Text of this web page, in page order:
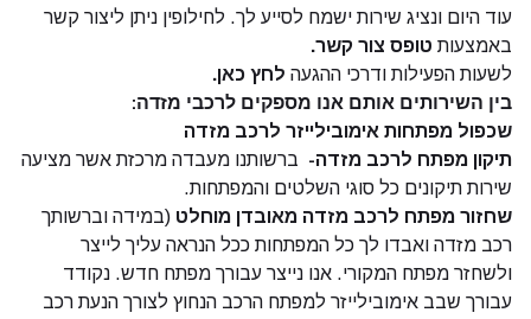
עוד היום ונציג שירות ישמח לסייע לך. לחילופין ניתן ליצור קשר
באמצעות טופס צור קשר.
לשעות הפעילות ודרכי ההגעה לחץ כאן.
בין השירותים אותם אנו מספקים לרכבי מזדה:
שכפול מפתחות אימובילייזר לרכב מזדה
תיקון מפתח לרכב מזדה- ברשותנו מעבדה מרכזת אשר מציעה
שירות תיקונים כל סוגי השלטים והמפתחות.
שחזור מפתח לרכב מזדה מאובדן מוחלט (במידה וברשותך
רכב מזדה ואבדו לך כל המפתחות ככל הנראה עליך לייצר
ולשחזר מפתח המקורי. אנו נייצר עבורך מפתח חדש. נקודד
עבורך שבב אימובילייזר למפתח הרכב הנחוץ לצורך הנעת רכב